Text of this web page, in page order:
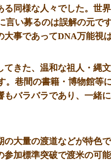
同様な人々でした。世
い募るのは誤解の元で
事であってDNA万能視
きた、温和な祖人・縄
。巷間の書籍・博物館等
もバラバラであり、一緒
大量の渡道などが特色
参加標準突破で渡米の可